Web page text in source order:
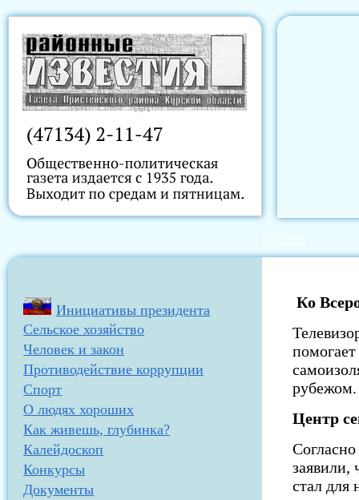
Инициативы президента
Сельское хозяйство
Человек и закон
Противодействие коррупции
Спорт
О людях хороших
Как живешь, глубинка?
Калейдоскоп
Конкурсы
Документы
Ко
Центр
заявили,
стал